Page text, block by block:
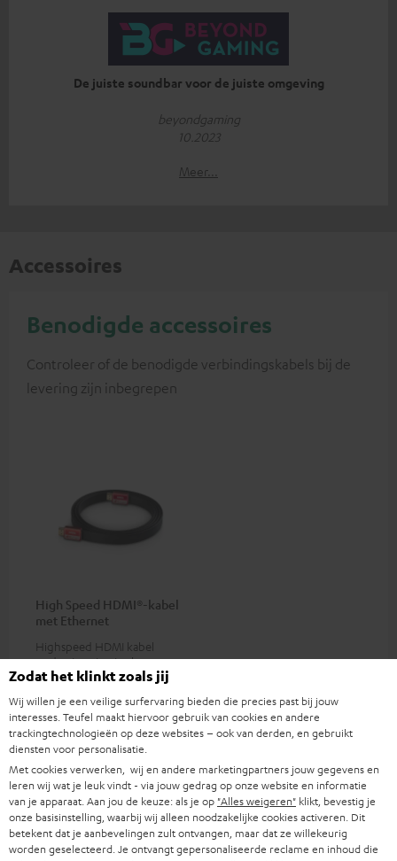
De juiste soundbar voor de juiste omgeving
beyondgaming
10.2023
Meer...
Accessoires
Benodigde accessoires
Controleer of de benodigde verbindingskabels bij de
levering zijn inbegrepen
High Speed HDMI®-kabel
met Ethernet
Highspeed HDMI kabel
ondersteunt actuele
standaards zoals 4K 50/60p en
€ 16,99
Passende accessoires
Zodat het klinkt zoals jij
Wij willen je een veilige surfervaring bieden die precies past bij jouw
interesses. Teufel maakt hiervoor gebruik van cookies en andere
trackingtechnologieën op deze websites – ook van derden, en gebruikt
diensten voor personalisatie.
Met cookies verwerken, wij en andere marketingpartners jouw gegevens en
leren wij wat je leuk vindt - via jouw gedrag op onze website en informatie
van je apparaat. Aan jou de keuze: als je op "Alles weigeren" klikt, bevestig je
onze basisinstelling, waarbij wij alleen noodzakelijke cookies activeren. Dit
betekent dat je aanbevelingen zult ontvangen, maar dat ze willekeurig
worden geselecteerd. Je ontvangt gepersonaliseerde reclame en inhoud die